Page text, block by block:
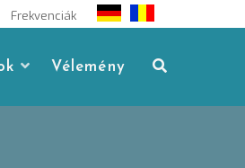
Frekvenciák
Vélemény